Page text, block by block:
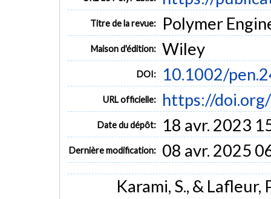
Titre de la revue: Polymer
Maison d'édition: Wiley
DOI: 10.1002/
URL officielle: https://
Date du dépôt: 18 avr. 2023
Dernière modification: 08 avr. 2025
Karami, S., &